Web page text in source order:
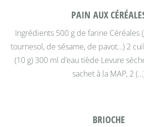
PAIN AUX
Ingrédients 500 g de farine Céréales
tournesol, de sésame, de pavot…) 2
(10 g) 300 ml d’eau tiède Levure
sachet à la MAP, 2
BRIOCHE